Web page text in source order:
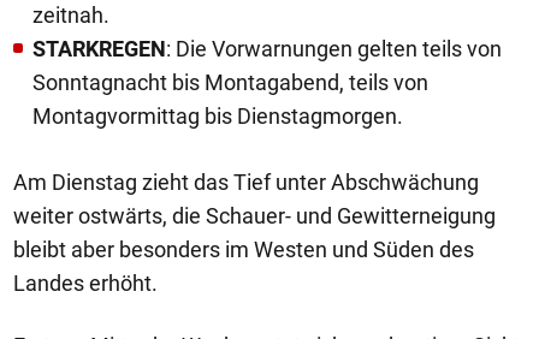
zeitnah.
STARKREGEN: Die Vorwarnungen gelten teils von
Sonntagnacht bis Montagabend, teils von
Montagvormittag bis Dienstagmorgen.
Am Dienstag zieht das Tief unter Abschwächung
weiter ostwärts, die Schauer- und Gewitterneigung
bleibt aber besonders im Westen und Süden des
Landes erhöht.